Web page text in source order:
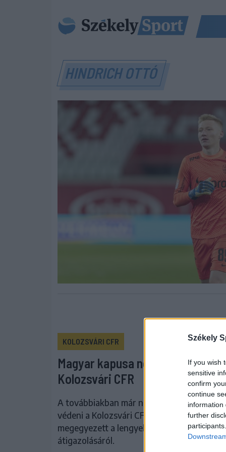
Székely
If you wish
sensitive
confirm
continue
information
further
HINDRICH OTTÓ
KOLOZSVÁRI CFR
Magyar kapusa nélkül maradt a
Kolozsvári CFR
A továbbiakban már nem Hindrich Ottó
védeni a Kolozsvári CFR kapuját, miután a
megegyezett a lengyel Legia Varsóval az
átigazolásáról.